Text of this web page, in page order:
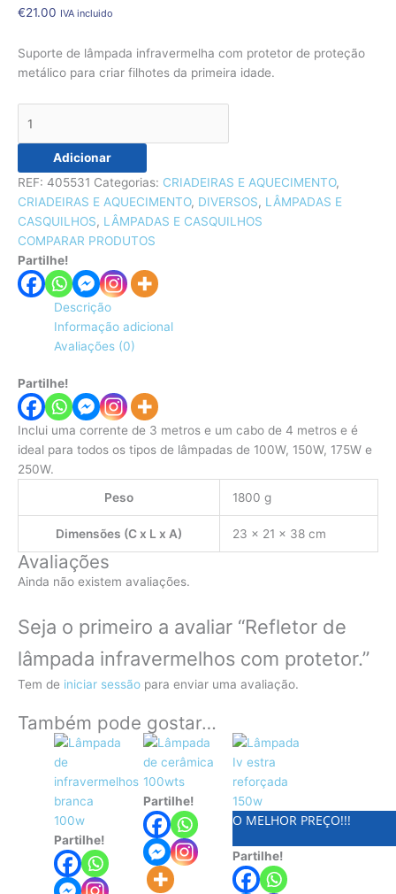
€21.00 IVA incluido
Suporte de lâmpada infravermelha com protetor de proteção
metálico para criar filhotes da primeira idade.
Adicionar
REF: 405531 Categorias: CRIADEIRAS E AQUECIMENTO,
CRIADEIRAS E AQUECIMENTO, DIVERSOS, LÂMPADAS E
CASQUILHOS, LÂMPADAS E CASQUILHOS
COMPARAR PRODUTOS
Partilhe!
Descrição
Informação adicional
Avaliações (0)
Partilhe!
Inclui uma corrente de 3 metros e um cabo de 4 metros e é
ideal para todos os tipos de lâmpadas de 100W, 150W, 175W e
250W.
Peso
1800 g
Dimensões (C x L x A) 23 × 21 × 38 cm
Avaliações
Ainda não existem avaliações.
Seja o primeiro a avaliar “Refletor de
lâmpada infravermelhos com protetor.”
Tem de iniciar sessão para enviar uma avaliação.
Também pode gostar…
Partilhe!
Partilhe!
O MELHOR PREÇO!!!
Partilhe!